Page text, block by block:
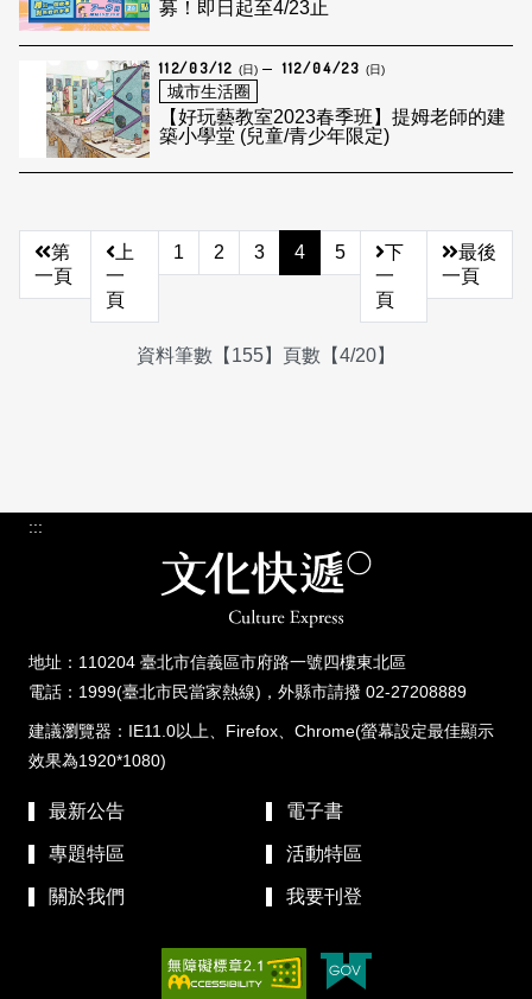
募！即日起至4/23止
112/03/12 (日) 112/04/23 (日)
城市生活圈
【好玩藝教室2023春季班】提姆老師的建
築小學堂 (兒童/青少年限定)
第
一頁
上
一
頁
1 2 3 4 5
下
一
頁
最後
一頁
資料筆數【155】頁數【4/20】
:::
地址：110204 臺北市信義區市府路一號四樓東北區
電話：1999(臺北市民當家熱線)，外縣市請撥 02-27208889
建議瀏覽器：IE11.0以上、Firefox、Chrome(螢幕設定最佳顯示
效果為1920*1080)
最新公告 電子書
專題特區 活動特區
關於我們 我要刊登